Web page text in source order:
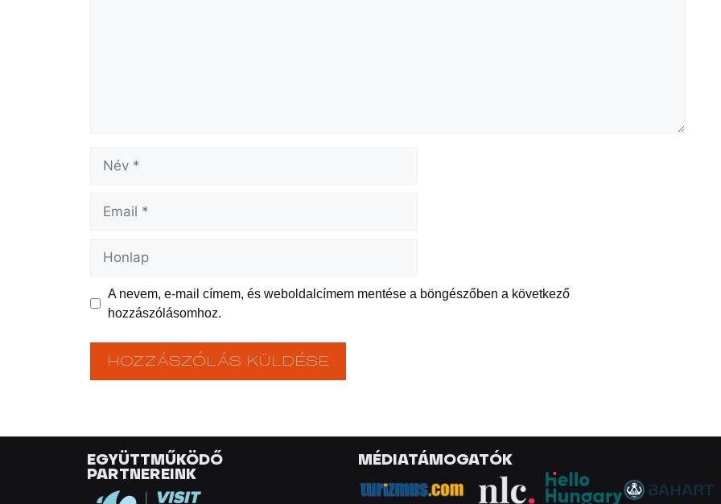
A nevem, e-mail címem, és weboldalcímem mentése a böngészőben a következő
hozzászólásomhoz.
EGYÜTTMŰKÖDŐ
PARTNEREINK
MÉDIATÁMOGATÓK